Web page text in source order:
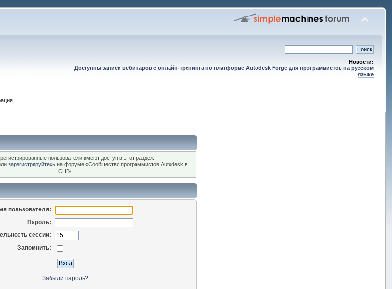
Новости:
Доступны записи вебинаров с онлайн-тренинга по платформе Autodesk Forge для программистов на русском
языке
пользователи имеют доступ в этот раздел.
зарегистрируйтесьна форуме «Сообщество программистов Autodesk в
СНГ».
пользователя:
Пароль:
сессии:
Запомнить:
Забыли пароль?